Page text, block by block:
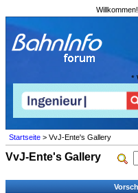
Willkommen!
*
Startseite > VvJ-Ente's Gallery
VvJ-Ente's Gallery